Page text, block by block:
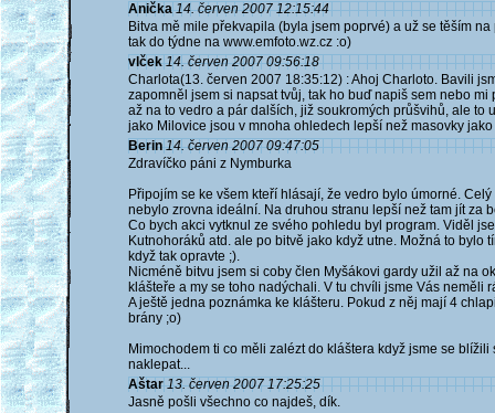
Anička 14. červen 2007 12:15:44
Bitva mě mile překvapila (byla jsem poprvé) a už se těším
tak do týdne na www.emfoto.wz.cz :o)
vlček 14. červen 2007 09:56:18
Charlota(13. červen 2007 18:35:12) : Ahoj Charloto. Bavili
zapomněl jsem si napsat tvůj, tak ho buď napiš sem nebo
až na to vedro a pár dalších, již soukromých průšvihů, ale to
jako Milovice jsou v mnoha ohledech lepší než masovky
Berin 14. červen 2007 09:47:05
Zdravíčko páni z Nymburka
Připojím se ke všem kteří hlásají, že vedro bylo úmorné.
nebylo zrovna ideální. Na druhou stranu lepší než tam jít za
Co bych akci vytknul ze svého pohledu byl program. Viděl
Kutnohoráků atd. ale po bitvě jako když utne. Možná to bylo
když tak opravte ;).
Nicméně bitvu jsem si coby člen Myšákovi gardy užil až na
klášteře a my se toho nadýchali. V tu chvíli jsme Vás neměli
A ještě jedna poznámka ke klášteru. Pokud z něj mají 4
brány ;o)
Mimochodem ti co měli zalézt do kláštera když jsme se
naklepat...
Aštar 13. červen 2007 17:25:25
Jasně pošli všechno co najdeš, dík.